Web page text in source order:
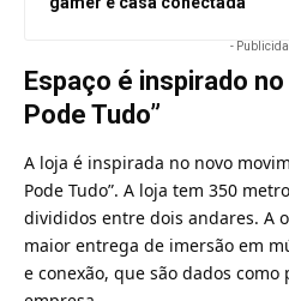
-
Espaço é inspirado
Pode Tudo”
A loja é inspirada no novo
Pode Tudo”. A loja tem 350
divididos entre dois andares. A
maior entrega de imersão em
e conexão, que são dados